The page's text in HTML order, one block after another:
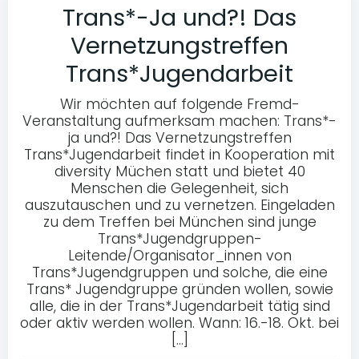
Trans*-Ja und?! Das
Vernetzungstreffen
Trans*Jugendarbeit
Wir möchten auf folgende Fremd-
Veranstaltung aufmerksam machen: Trans*-
ja und?! Das Vernetzungstreffen
Trans*Jugendarbeit findet in Kooperation mit
diversity Müchen statt und bietet 40
Menschen die Gelegenheit, sich
auszutauschen und zu vernetzen. Eingeladen
zu dem Treffen bei München sind junge
Trans*Jugendgruppen-
Leitende/Organisator_innen von
Trans*Jugendgruppen und solche, die eine
Trans* Jugendgruppe gründen wollen, sowie
alle, die in der Trans*Jugendarbeit tätig sind
oder aktiv werden wollen. Wann: 16.-18. Okt. bei
[…]